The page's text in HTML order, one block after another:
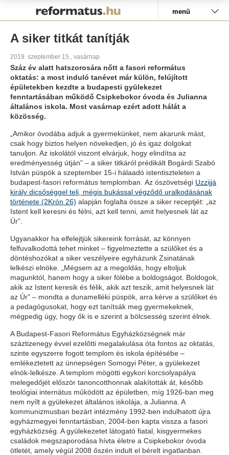
menü
A siker titkát tanítják
2019. szeptember 15., vasárnap
Száz év alatt hatszorosára nőtt a fasori református
oktatás: a most induló tanévet már külön, felújított
épületekben kezdte a budapesti gyülekezet
fenntartásában működő Csipkebokor óvoda és Julianna
általános iskola. Most vasárnap ezért adott hálát a
közösség.
„Amikor óvodába adjuk a gyermekünket, nem akarunk mást,
csak hogy biztos helyen növekedjen, jó és igaz dolgokat
tanuljon. Az iskolától viszont elvárjuk, hogy elindítsa az
eredményesség útján” – a siker titkáról prédikált Bogárdi Szabó
István püspök a szeptember 15-i hálaadó istentiszteleten a
budapest-fasori református templomban. Az ószövetségi Uzzijjá
király dicsőséggel teli, mégis bukással végződő uralkodásának
története (2Krón 26) alapján foglalta össze a siker receptjét: „az
Istent kell keresni és félni, azt kell tenni, amit helyesnek lát az
Úr”.
Ugyanakkor ha elfelejtjük sikereink forrását, az könnyen
felfuvalkodottá tehet minket – figyelmeztette a szülőket és a
döntéshozókat a siker veszélyeire egyházunk Zsinatának
lelkészi elnöke. „Mégsem az a megoldás, hogy eltoljuk
magunktól, hanem hogy a siker fölébe a boldogságot. Boldogok,
akik az Istent keresik és félik, akik azt teszik, amit helyesnek lát
az Úr” – mondta a dunamelléki püspök, arra kérve a szülőket és
a pedagógusokat, hogy ezt tanítsák meg gyermekeknek,
mégpedig úgy, hogy ők is e szerint a bölcsesség szerint élnek.
A Budapest-Fasori Református Egyházközségnek már
száztizenegy évvel ezelőtti megalakulása óta fontos az oktatás,
szinte egyszerre fogott templom és iskola építésébe –
emlékeztetett az ünnepségen Somogyi Péter, a gyülekezet
elnök-lelkésze. A templom mögötti egykori korcsolyapálya
melegedőjét először tanoncotthonnak alakították át, később
teológiai internátus működött az épületben, míg 1926-ban meg
nem nyílt a gyülekezet általános iskolája, a Julianna. A
kommunizmusban bezárt intézmény 1992-ben indulhatott újra
egyházmegyei fenntartásban, 2004-ben kapta vissza a fasori
egyházközség. A gyülekezetet látogató fiatal, kisgyermekes
családok megszaporodása hívta életre a Csipkebokor óvoda
ötletét, amely végül 2008 őszén indult el bérelt ingatlanban.